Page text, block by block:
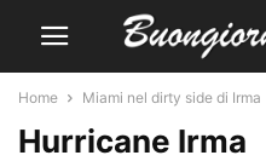
Home Miami nel dirty side di Irma
Hurricane Irma